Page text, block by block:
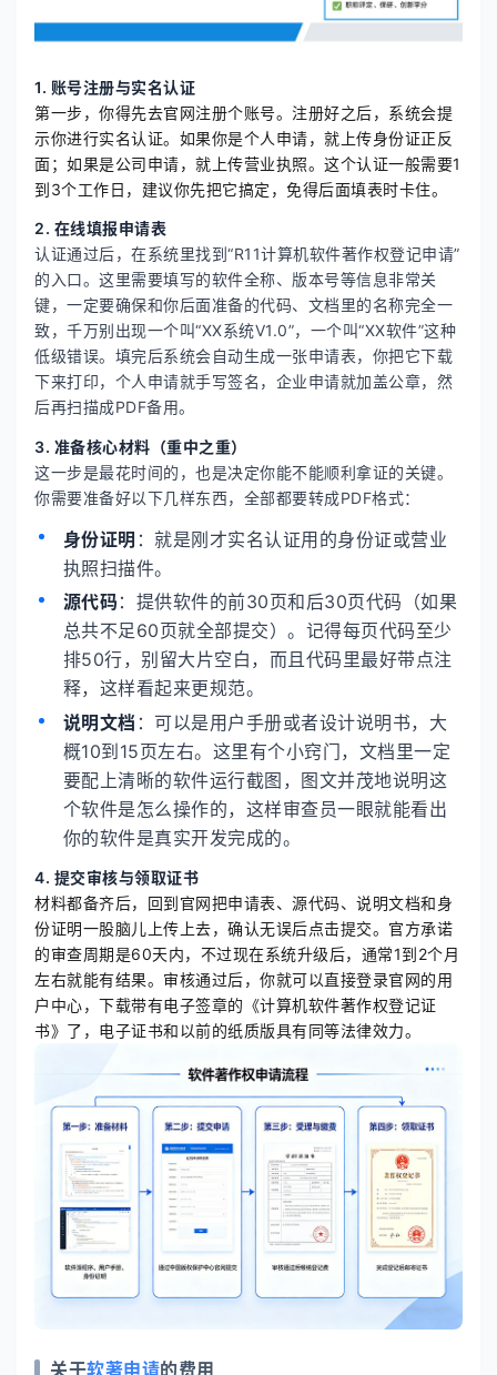
1. 账号注册与实名认证
第一步，你得先去官网注册个账号。注册好之后，系统会提
示你进行实名认证。如果你是个人申请，就上传身份证正反
面；如果是公司申请，就上传营业执照。这个认证一般需要1
到3个工作日，建议你先把它搞定，免得后面填表时卡住。
2. 在线填报申请表
认证通过后，在系统里找到“R11计算机软件著作权登记申请”
的入口。这里需要填写的软件全称、版本号等信息非常关
键，一定要确保和你后面准备的代码、文档里的名称完全一
致，千万别出现一个叫“XX系统V1.0”，一个叫“XX软件”这种
低级错误。填完后系统会自动生成一张申请表，你把它下载
下来打印，个人申请就手写签名，企业申请就加盖公章，然
后再扫描成PDF备用。
3. 准备核心材料（重中之重）
这一步是最花时间的，也是决定你能不能顺利拿证的关键。
你需要准备好以下几样东西，全部都要转成PDF格式：
身份证明 ：就是刚才实名认证用的身份证或营业
执照扫描件。
源代码：提供软件的前30页和后30页代码（如果
总共不足60页就全部提交）。记得每页代码至少
排50行，别留大片空白，而且代码里最好带点注
释，这样看起来更规范。
说明文档 ：可以是用户手册或者设计说明书，大
概10到15页左右。这里有个小窍门，文档里一定
要配上清晰的软件运行截图，图文并茂地说明这
个软件是怎么操作的，这样审查员一眼就能看出
你的软件是真实开发完成的。
4. 提交审核与领取证书
材料都备齐后，回到官网把申请表、源代码、说明文档和身
份证明一股脑儿上传上去，确认无误后点击提交。官方承诺
的审查周期是60天内，不过现在系统升级后，通常1到2个月
左右就能有结果。审核通过后，你就可以直接登录官网的用
户中心，下载带有电子签章的《计算机软件著作权登记证
书》了，电子证书和以前的纸质版具有同等法律效力。
关于软著申请的费用